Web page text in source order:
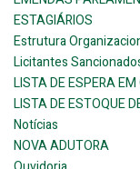
ESTAGIÁRIOS
Estrutura
Licitantes
LISTA DE ESPERA EM
LISTA DE ESTOQUE
Notícias
NOVA ADUTORA